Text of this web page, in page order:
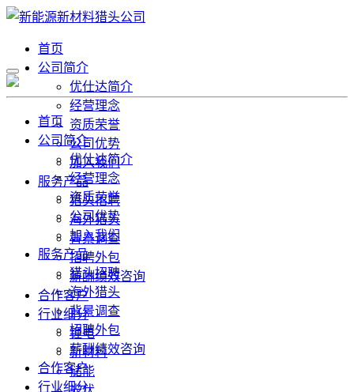
首页
公司简介
优仕达简介
经营理念
资质荣誉
公司优势
加入我们
服务产品
猎头招聘
海外猎头
背景调查
招聘外包
薪酬绩效咨询
合作客户
行业细分
锂电
新材料
储能
首页
公司简介
优仕达简介
经营理念
资质荣誉
公司优势
加入我们
服务产品
猎头招聘
海外猎头
背景调查
招聘外包
薪酬绩效咨询
合作客户
行业细分